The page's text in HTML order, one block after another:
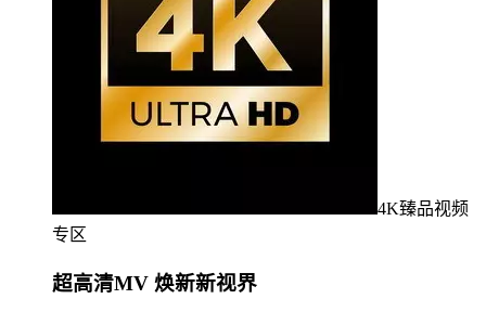
4K臻品视频
专区
超高清MV 焕新新视界